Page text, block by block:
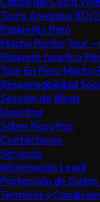
Tours Arequipa 3D/
Paquetes Perú
Machu Picchu Tour
Paquete turistico
Tour En Peru
Responsabilidad
Sección de Blogs
Nosotros
Sobre Nosotros
Contactenos
Servicios
Información Legal
Protección de Datos
Terminos y